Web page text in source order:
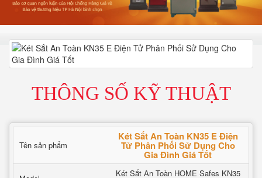
THÔNG SỐ KỸ THUẬT
Tên sản phẩm
Két Sắt An Toàn KN35 E Điện
Tử Phân Phối Sử Dụng Cho
Gia Đình Giá Tốt
Két Sắt An Toàn HOME Safes KN35